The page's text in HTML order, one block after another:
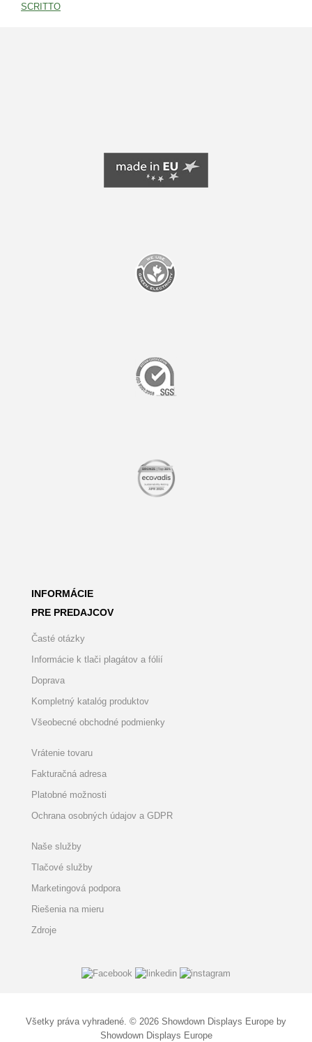
SCRITTO
INFORMÁCIE
PRE PREDAJCOV
Časté otázky
Informácie k tlači plagátov a fólií
Doprava
Kompletný katalóg produktov
Všeobecné obchodné podmienky
Vrátenie tovaru
Fakturačná adresa
Platobné možnosti
Ochrana osobných údajov a GDPR
Naše služby
Tlačové služby
Marketingová podpora
Riešenia na mieru
Zdroje
Všetky práva vyhradené. © 2026 Showdown Displays Europe by
Showdown Displays Europe